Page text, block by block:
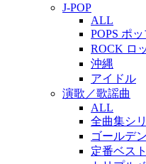
J-POP
ALL
POPS ポ
ROCK ロ
沖縄
アイドル
演歌／歌謡曲
ALL
全曲集シ
ゴールデ
定番ベス